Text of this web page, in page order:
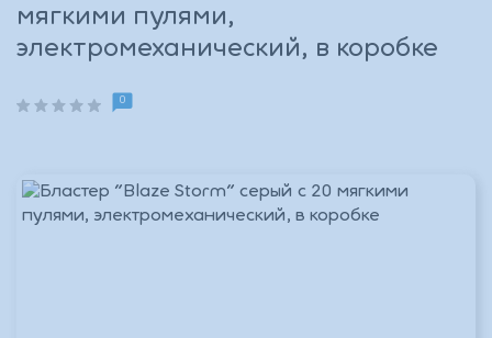
мягкими пулями,
электромеханический, в коробке
0
В наличии 1 шт.